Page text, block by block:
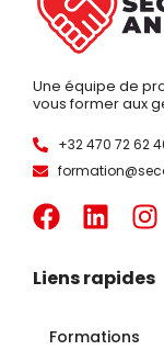
Une équipe de
vous former aux
+32 470 72 62
Liens rapides
Formations